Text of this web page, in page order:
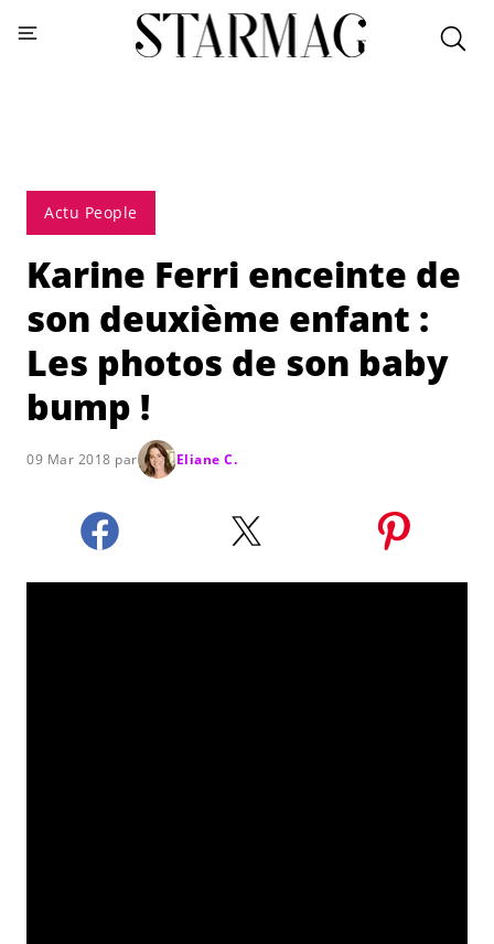
Actu People
Karine Ferri enceinte de
son deuxième enfant :
Les photos de son baby
bump !
09 Mar 2018 par Eliane C.